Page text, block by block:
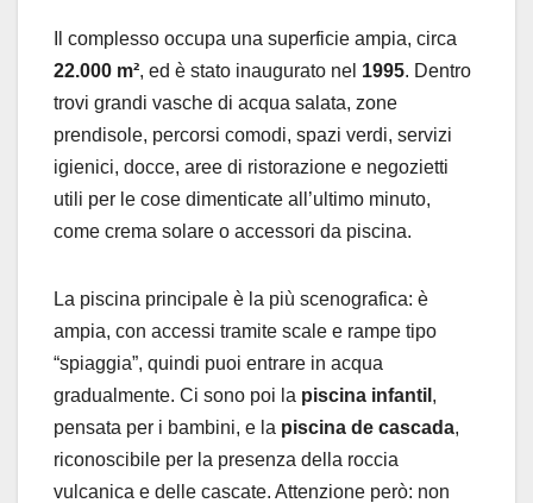
Il complesso occupa una superficie ampia, circa
22.000 m², ed è stato inaugurato nel 1995. Dentro
trovi grandi vasche di acqua salata, zone
prendisole, percorsi comodi, spazi verdi, servizi
igienici, docce, aree di ristorazione e negozietti
utili per le cose dimenticate all’ultimo minuto,
come crema solare o accessori da piscina.
La piscina principale è la più scenografica: è
ampia, con accessi tramite scale e rampe tipo
“spiaggia”, quindi puoi entrare in acqua
gradualmente. Ci sono poi la piscina infantil ,
pensata per i bambini, e la piscina de cascada,
riconoscibile per la presenza della roccia
vulcanica e delle cascate. Attenzione però: non